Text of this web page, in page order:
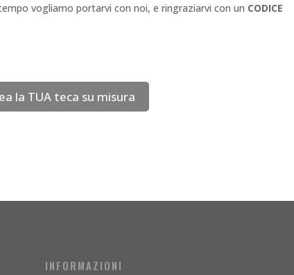
la TUA teca su misura
INFORMAZIONI
vogliamo portarvi con noi, e ringraziarvi con un CODICE